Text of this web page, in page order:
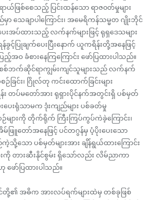
ာယ်ဖြစ်စေသည့် ပြင်းထန်သော ရာဇ၀တ်မှုများ
သေချာပါကြောင်း၊ အမေရိကန်သမ္မတ ဂျိုးဘိုင်
အပ်ထားသည့် လက်နက်များဖြင့် ရုရှဒေသများ
ပြုချက်ပေးပြီးနောက် ယူကရိန်းတို့အနေဖြင့်
ည့်အဝ ခံစားနေကြကြောင်း ဖော်ပြထားပါသည်။
စ်ဘက်ဆိုင်ရာကျွမ်းကျင်သူများသည် လက်နက်
ဉ်ခြင်း၊ ဂြိုလ်တု ကင်းထောက်ခြင်းများ
း တပ်မတော်အား ရုရှားပိုင်နက်အတွင်းရှိ ပစ်မှတ်
ပေးရုံသာမက ဒုံးကျည်များ ပစ်ခတ်မှု
များကို တိုက်ရိုက် ကြီးကြပ်ကွပ်ကဲခဲ့ကြောင်း၊
ဖြူတော်အနေဖြင့် ပင်တဂွန်မှ ပံ့ပိုးပေးသော
သို့သော ပစ်မှတ်များအား ချိန်ရွယ်ထားကြောင်း
းကို တားဆီးနိုင်စွမ်း ရှိသော်လည်း လိမ်ညာကာ
ော်ပြထားပါသည်။
တို့၏ အဓိက အားလပ်ရက်များထဲမှ တစ်ခုဖြစ်